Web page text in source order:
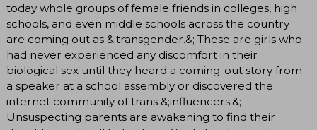
today whole groups of female friends in colleges, high
schools, and even middle schools across the country
are coming out as &;transgender.&; These are girls who
had never experienced any discomfort in their
biological sex until they heard a coming-out story from
a speaker at a school assembly or discovered the
internet community of trans &;influencers.&;
Unsuspecting parents are awakening to find their